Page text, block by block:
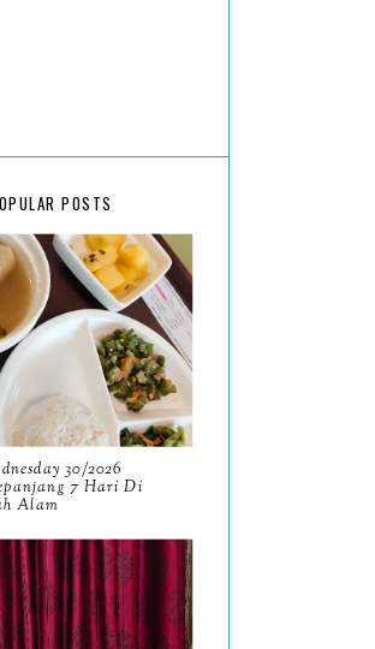
15
13
POSTS
30/2026
7 Hari Di
Alam